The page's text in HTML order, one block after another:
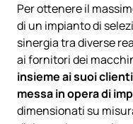
Per ottenere il
di un impianto di
sinergia tra diverse
ai fornitori dei
insieme ai suoi
messa in opera di
dimensionati su